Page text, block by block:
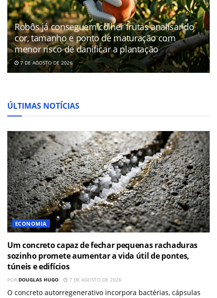
Robôs já conseguem colher frutas analisando
cor, tamanho e ponto de maturação com
menor risco de danificar a plantação
7 DE AGOSTO DE 2026
ÚLTIMAS NOTÍCIAS
ECONOMIA
Um concreto capaz de fechar pequenas rachaduras
sozinho promete aumentar a vida útil de pontes,
túneis e edifícios
POR DOUGLAS HUGO 7 DE AGOSTO DE 2026
O concreto autorregenerativo incorpora bactérias, cápsulas